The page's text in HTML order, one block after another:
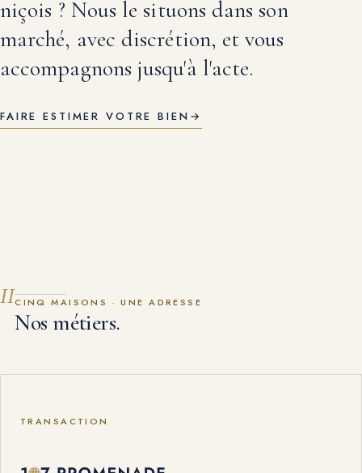
niçois ? Nous le situons dans son
marché, avec discrétion, et vous
accompagnons jusqu'à l'acte.
FAIRE ESTIMER VOTRE BIEN →
IICINQ MAISONS · UNE ADRESSE
Nos métiers.
TRANSACTION